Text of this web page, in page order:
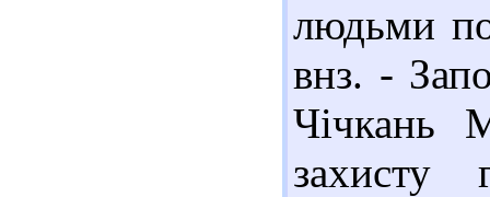
людьми
внз. -
Чічкань
захисту